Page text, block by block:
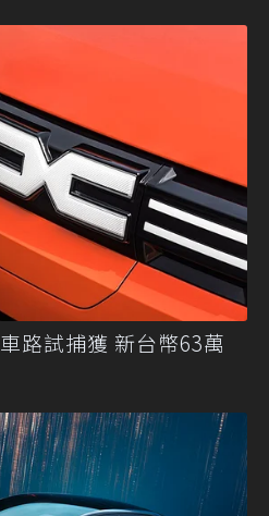
路試捕獲 新台幣63萬